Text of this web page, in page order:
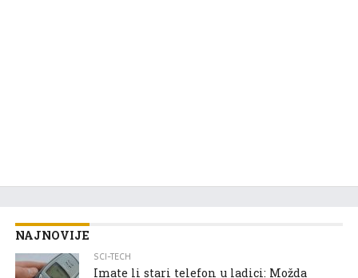
NAJNOVIJE
SCI-TECH
Imate li stari telefon u ladici: Možda